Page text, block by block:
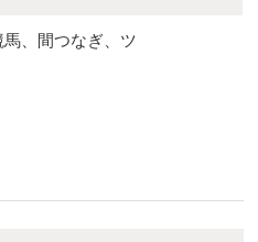
、間つなぎ、ツ